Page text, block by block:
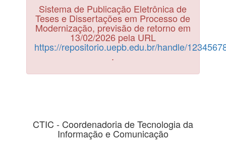
Sistema de Publicação Eletrônica de
Teses e Dissertações em Processo de
Modernização, previsão de retorno em
13/02/2026 pela URL
https://repositorio.uepb.edu.br/handle/
.
CTIC - Coordenadoria de Tecnologia da
Informação e Comunicação